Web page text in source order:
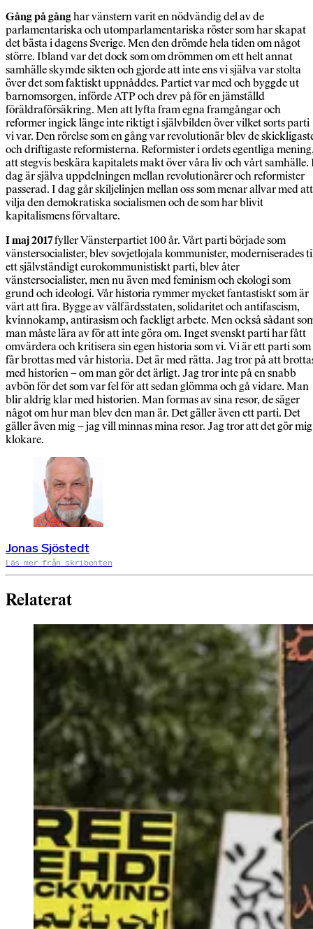
Gång på gånghar vänstern varit en nödvändig del av de
parlamentariska och utomparlamentariska röster som har skapat
det bästa i dagens Sverige. Men den drömde hela tiden om något
större. Ibland var det dock som om drömmen om ett helt annat
samhälle skymde sikten och gjorde att inte ens vi själva var stolta
över det som faktiskt uppnåddes. Partiet var med och byggde ut
barnomsorgen, införde ATP och drev på för en jämställd
föräldraförsäkring. Men att lyfta fram egna framgångar och
reformer ingick länge inte riktigt i självbilden över vilket sorts parti
vi var. Den rörelse som en gång var revolutionär blev de
och driftigaste reformisterna. Reformister i ordets egentliga
att stegvis beskära kapitalets makt över våra liv och vårt samhälle.
dag är själva uppdelningen mellan revolutionärer och reformister
passerad. I dag går skiljelinjen mellan oss som menar allvar med att
vilja den demokratiska socialismen och de som har blivit
kapitalismens förvaltare.
I maj 2017fyller Vänsterpartiet 100 år. Vårt parti började som
vänstersocialister, blev sovjetlojala kommunister, moderniserades
ett självständigt eurokommunistiskt parti, blev åter
vänstersocialister, men nu även med feminism och ekologi som
grund och ideologi. Vår historia rymmer mycket fantastiskt som är
värt att fira. Bygge av välfärdsstaten, solidaritet och antifascism,
kvinnokamp, antirasism och fackligt arbete. Men också sådant
man måste lära av för att inte göra om. Inget svenskt parti har fått
omvärdera och kritisera sin egen historia som vi. Vi är ett parti som
får brottas med vår historia. Det är med rätta. Jag tror på att
med historien – om man gör det ärligt. Jag tror inte på en snabb
avbön för det som var fel för att sedan glömma och gå vidare. Man
blir aldrig klar med historien. Man formas av sina resor, de säger
något om hur man blev den man är. Det gäller även ett parti. Det
gäller även mig – jag vill minnas mina resor. Jag tror att det gör mig
klokare.
Jonas Sjöstedt
Läs mer från skribenten
Relaterat